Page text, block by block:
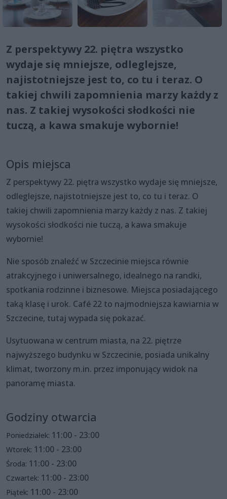
Z perspektywy 22. piętra wszystko
wydaje się mniejsze, odleglejsze,
najistotniejsze jest to, co tu i teraz. O
takiej chwili zapomnienia marzy każdy z
nas. Z takiej wysokości słodkości nie
tuczą, a kawa smakuje wybornie!
Opis miejsca
Z perspektywy 22. piętra wszystko wydaje się mniejsze,
odleglejsze, najistotniejsze jest to, co tu i teraz. O
takiej chwili zapomnienia marzy każdy z nas. Z takiej
wysokości słodkości nie tuczą, a kawa smakuje
wybornie!
Nie sposób znaleźć w Szczecinie miejsca równie
atrakcyjnego i uniwersalnego, idealnego na randki,
spotkania rodzinne i biznesowe. Miejsca posiadającego
taką klasę i urok. Café 22 to najmodniejsza kawiarnia w
Szczecine, tutaj wypada się pokazać.
Usytuowana w centrum miasta, na 22. piętrze
najwyższego budynku w Szczecinie, posiada unikalny
klimat, tworzony m.in. przez imponujący widok na
panoramę miasta.
Godziny otwarcia
Poniedziałek: 11:00 - 23:00
Wtorek: 11:00 - 23:00
Środa: 11:00 - 23:00
Czwartek: 11:00 - 23:00
Piątek: 11:00 - 23:00